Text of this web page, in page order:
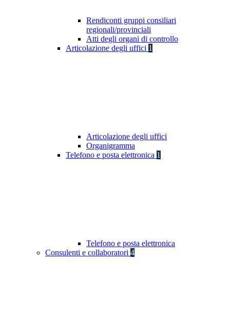
Rendiconti gruppi consiliari
regionali/provinciali
Atti degli organi di controllo
Articolazione degli uffici 1
Articolazione degli uffici
Organigramma
Telefono e posta elettronica 1
Telefono e posta elettronica
Consulenti e collaboratori 4